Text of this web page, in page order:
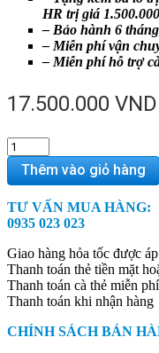
HR trị giá
– Bảo hành 6
– Miễn phí vận
– Miễn phí hỗ trợ
17.500.000 VND
Macbook
Pro
Retina
99%
quantity
Thêm vào giỏ hàng
TƯ VẤN MUA HÀNG:
0935 023 023
Giao hàng hỏa tốc được
Thanh toán thẻ tiền mặt
Thanh toán cà thẻ miễn
Thanh toán khi nhận hàng
CHÍNH SÁCH BÁN